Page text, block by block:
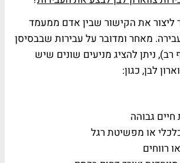
את הקישור שבין אדם ממעמד
מאחר ומדובר על עבירות שבבסיסן
ניתן להציג מניעים שונים שיש
לבן, כגון:
גבוהה
או מפשיטת רגל
רווחים